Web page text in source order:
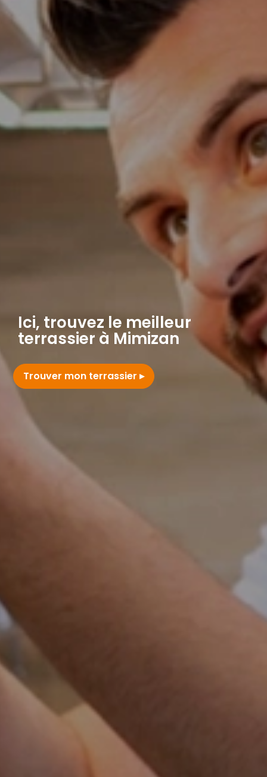
Ici, trouvez le meilleur
terrassier à Mimizan
Trouver mon terrassier